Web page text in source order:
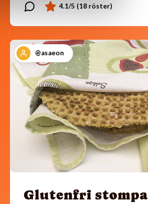
@asaeon
Glutenfri stompa